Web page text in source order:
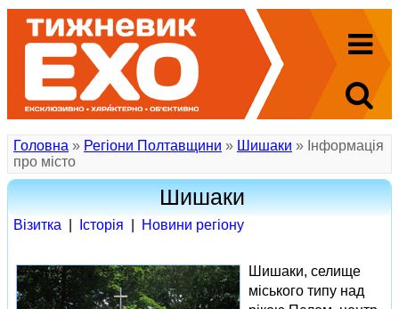
Головна » Регіони Полтавщини » Шишаки » Інформація
про місто
Шишаки
Візитка Іcторія Новини регіону
Шишаки, селище
міського типу над